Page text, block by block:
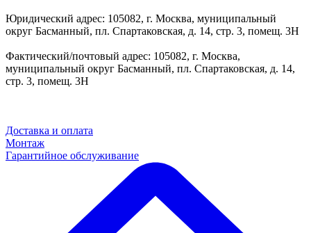
Юридический адрес: 105082, г. Москва, муниципальный
округ Басманный, пл. Спартаковская, д. 14, стр. 3, помещ. 3Н
Фактический/почтовый адрес: 105082, г. Москва,
муниципальный округ Басманный, пл. Спартаковская, д. 14,
стр. 3, помещ. 3Н
Доставка и оплата
Монтаж
Гарантийное обслуживание